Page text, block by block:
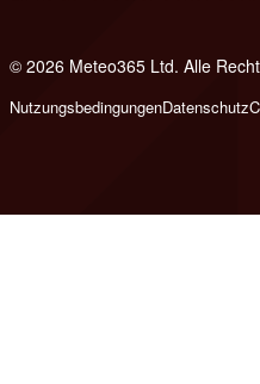
© 2026 Meteo365 Ltd. Alle
NutzungsbedingungenDatenschutz